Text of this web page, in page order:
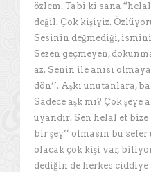
özlem. Tabi ki sana ‘’helal
değil. Çok kişiyiz.
Sesinin değmediği,
Sezen geçmeyen,
az. Senin ile anısı
dön’’. Aşkı unutanlara,
Sadece aşk mı? Çok şeye
uyandır. Sen helal et bize
bir şey’’ olmasın bu
olacak çok kişi var,
dediğin de herkes